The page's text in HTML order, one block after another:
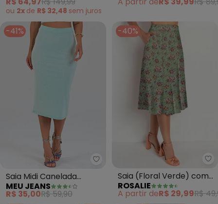
ou 2x de R$ 32,48 sem juros
-41%
Meu Jeans - Saia Midi
Saia Midi Canelada
(Verde Sea)
MEU JEANS
R$ 35,00R$ 59,90
-40%
Saia (Floral Verde) com
Bolsos
ROSALIE
A partir deR$ 29,99R$